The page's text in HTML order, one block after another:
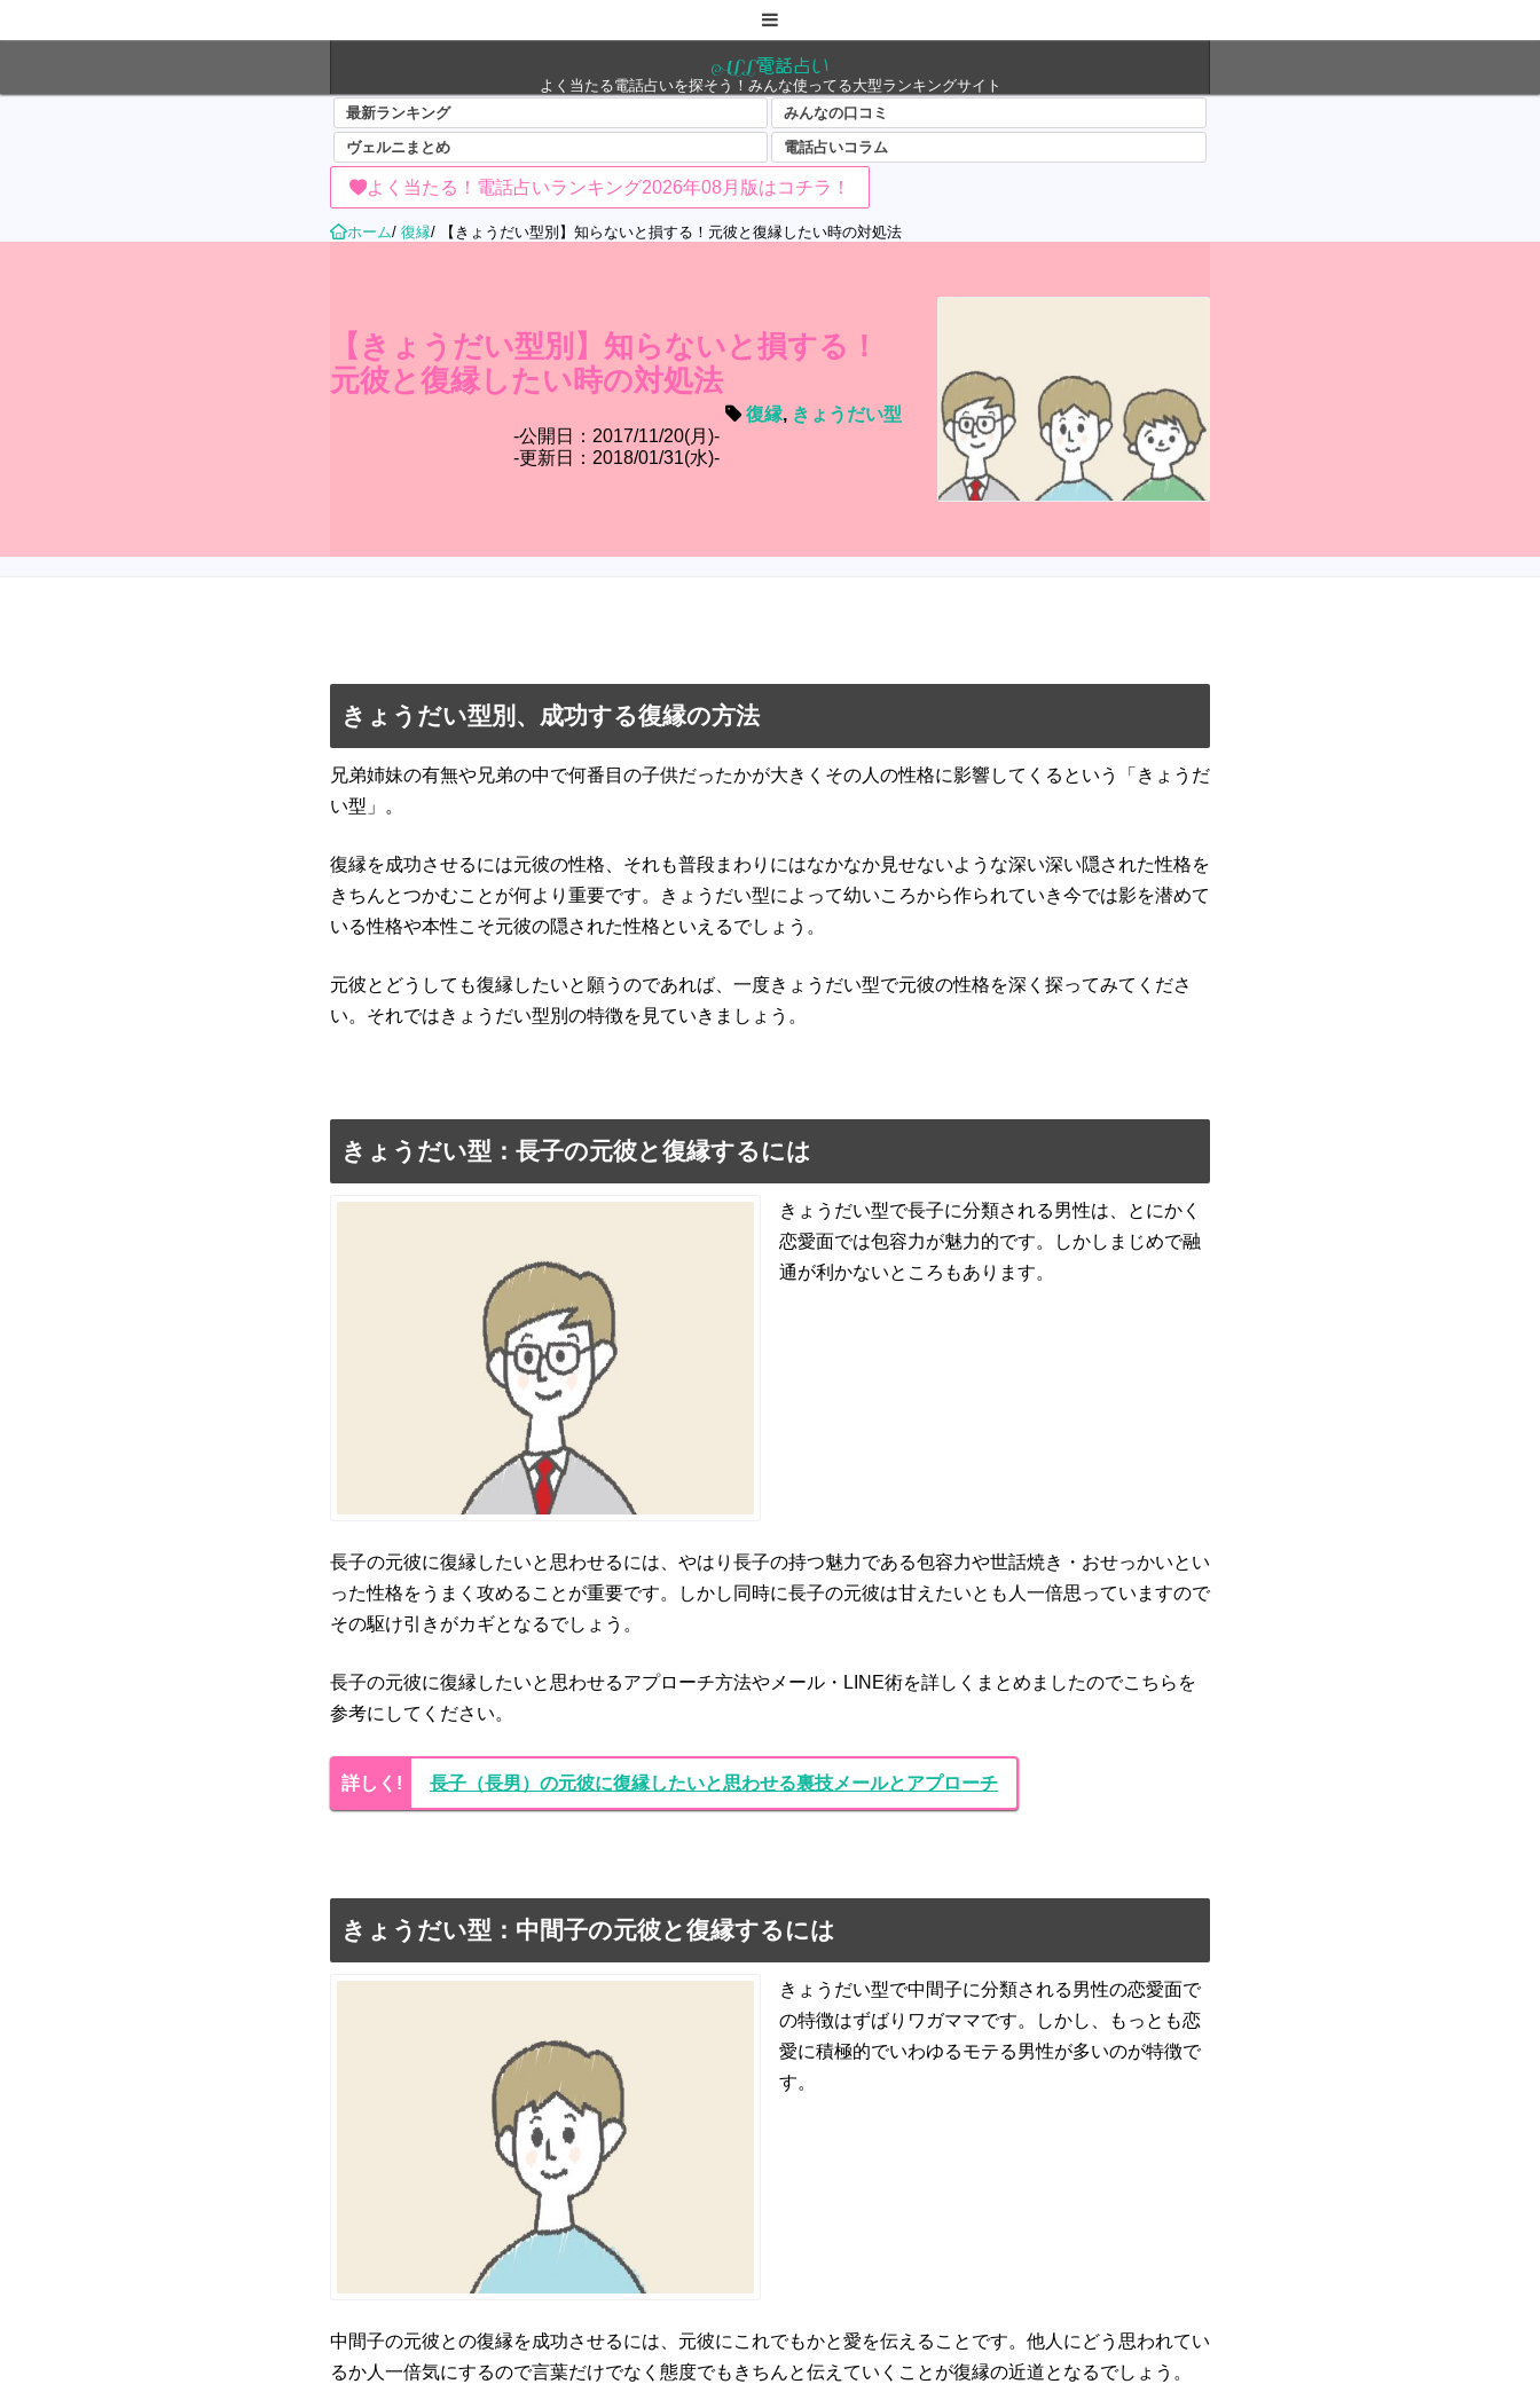
ALL電話占い
よく当たる電話占いを探そう！みんな使ってる大型ランキングサイト
最新ランキング
みんなの口コミ
ヴェルニまとめ
電話占いコラム
よく当たる！電話占いランキング2026年08月版はコチラ！
ホーム/ 復縁/ 【きょうだい型別】知らないと損する！元彼と復縁したい時の対処法
【きょうだい型別】知らないと損する！
元彼と復縁したい時の対処法
復縁, きょうだい型
公開日：2017/11/20(月)
更新日：2018/01/31(水)
きょうだい型別、成功する復縁の方法
兄弟姉妹の有無や兄弟の中で何番目の子供だったかが大きくその人の性格に影響してくるという「きょうだ
い型」。
復縁を成功させるには元彼の性格、それも普段まわりにはなかなか見せないような深い深い隠された性格を
きちんとつかむことが何より重要です。きょうだい型によって幼いころから作られていき今では影を潜めて
いる性格や本性こそ元彼の隠された性格といえるでしょう。
元彼とどうしても復縁したいと願うのであれば、一度きょうだい型で元彼の性格を深く探ってみてくださ
い。それではきょうだい型別の特徴を見ていきましょう。
きょうだい型：長子の元彼と復縁するには
きょうだい型で長子に分類される男性は、とにかく
恋愛面では包容力が魅力的です。しかしまじめで融
通が利かないところもあります。
長子の元彼に復縁したいと思わせるには、やはり長子の持つ魅力である包容力や世話焼き・おせっかいとい
った性格をうまく攻めることが重要です。しかし同時に長子の元彼は甘えたいとも人一倍思っていますので
その駆け引きがカギとなるでしょう。
長子の元彼に復縁したいと思わせるアプローチ方法やメール・LINE術を詳しくまとめましたのでこちらを
参考にしてください。
長子（長男）の元彼に復縁したいと思わせる裏技メールとアプローチ
きょうだい型：中間子の元彼と復縁するには
きょうだい型で中間子に分類される男性の恋愛面で
の特徴はずばりワガママです。しかし、もっとも恋
愛に積極的でいわゆるモテる男性が多いのが特徴で
す。
中間子の元彼との復縁を成功させるには、元彼にこれでもかと愛を伝えることです。他人にどう思われてい
るか人一倍気にするので言葉だけでなく態度でもきちんと伝えていくことが復縁の近道となるでしょう。